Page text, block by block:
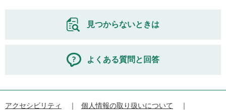
見つからないときは
よくある質問と回答
アクセシビリティ
個人情報の取り扱いについて